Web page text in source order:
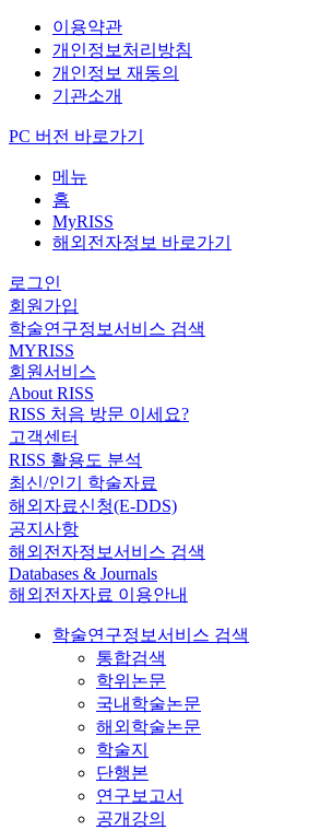
이용약관
개인정보처리방침
개인정보 재동의
기관소개
PC 버전 바로가기
메뉴
홈
MyRISS
해외전자정보 바로가기
로그인
회원가입
학술연구정보서비스 검색
MYRISS
회원서비스
About RISS
RISS 처음 방문 이세요?
고객센터
RISS 활용도 분석
최신/인기 학술자료
해외자료신청(E-DDS)
공지사항
해외전자정보서비스 검색
Databases & Journals
해외전자자료 이용안내
학술연구정보서비스 검색
통합검색
학위논문
국내학술논문
해외학술논문
학술지
단행본
연구보고서
공개강의